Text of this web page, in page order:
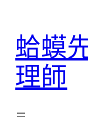
蛤蟆
理師